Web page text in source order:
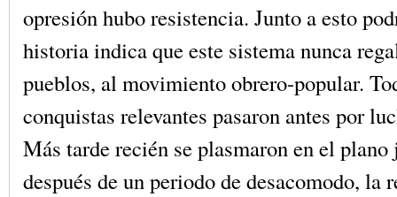
opresión hubo resistencia. Junto a esto
historia indica que este sistema nunca
pueblos, al movimiento obrero-popular.
conquistas relevantes pasaron antes por
Más tarde recién se plasmaron en el
después de un periodo de desacomodo, la